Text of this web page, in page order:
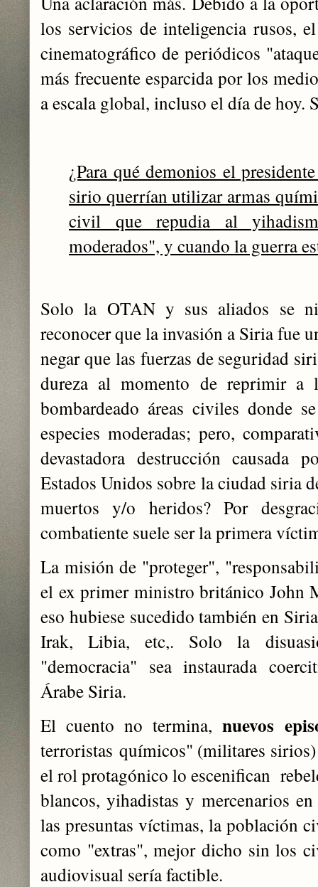
los servicios de inteligencia rusos,
cinematográfico de periódicos
más frecuente esparcida por los
a escala global, incluso el día de hoy.
¿Para qué demonios el
sirio querrían utilizar armas
civil que repudia al
moderados", y cuando la guerra
Solo la OTAN y sus aliados se
reconocer que la invasión a Siria fue
negar que las fuerzas de seguridad
dureza al momento de reprimir a
bombardeado áreas civiles donde
especies moderadas; pero,
devastadora destrucción causada
Estados Unidos sobre la ciudad siria
muertos y/o heridos? Por
combatiente suele ser la primera
La misión de "proteger",
el ex primer ministro británico John
eso hubiese sucedido también en
Irak, Libia, etc,. Solo la
"democracia" sea instaurada
Árabe Siria.
El cuento no termina,nuevos
terroristas químicos" (militares
el rol protagónico lo escenifican
blancos, yihadistas y mercenarios
las presuntas víctimas, la población
como "extras", mejor dicho sin los
audiovisual sería factible.